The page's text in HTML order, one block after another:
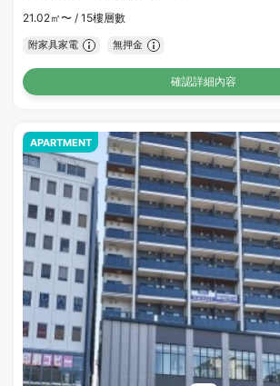
21.02㎡〜 / 15樓層數
附家具家電 無押金
確認詳細內容
APARTMENT